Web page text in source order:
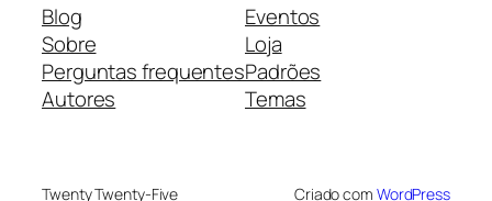
Blog
Sobre
Perguntas frequentes
Autores
Eventos
Loja
Padrões
Temas
Twenty Twenty-Five Criado com WordPress